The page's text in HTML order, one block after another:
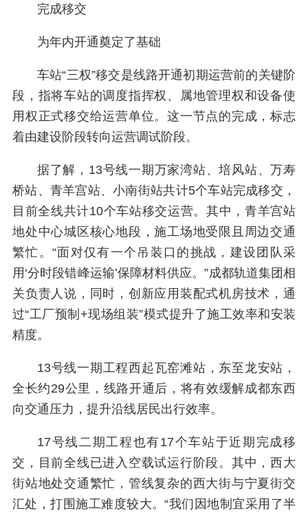
完成移交
为年内开通奠定了基础
车站“三权”移交是线路开通初期运营前的关键阶
段，指将车站的调度指挥权、属地管理权和设备使
用权正式移交给运营单位。这一节点的完成，标志
着由建设阶段转向运营调试阶段。
据了解，13号线一期万家湾站、培风站、万寿
桥站、青羊宫站、小南街站共计5个车站完成移交，
目前全线共计10个车站移交运营。其中，青羊宫站
地处中心城区核心地段，施工场地受限且周边交通
繁忙。“面对仅有一个吊装口的挑战，建设团队采
用‘分时段错峰运输’保障材料供应。”成都轨道集团相
关负责人说，同时，创新应用装配式机房技术，通
过“工厂预制+现场组装”模式提升了施工效率和安装
精度。
13号线一期工程西起瓦窑滩站，东至龙安站，
全长约29公里，线路开通后，将有效缓解成都东西
向交通压力，提升沿线居民出行效率。
17号线二期工程也有17个车站于近期完成移
交，目前全线已进入空载试运行阶段。其中，西大
街站地处交通繁忙，管线复杂的西大街与宁夏街交
汇处，打围施工难度较大。“我们因地制宜采用了半